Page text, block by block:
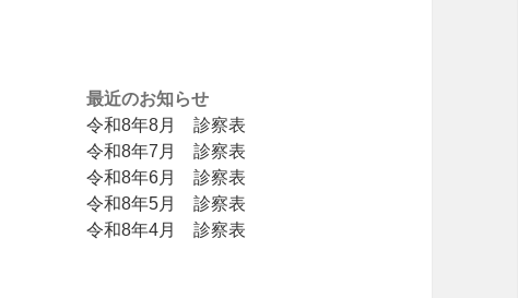
最近のお知らせ
令和8年8月 診察表
令和8年7月 診察表
令和8年6月 診察表
令和8年5月 診察表
令和8年4月 診察表